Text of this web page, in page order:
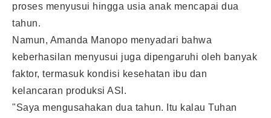
proses menyusui hingga usia anak mencapai dua
tahun.
Namun, Amanda Manopo menyadari bahwa
keberhasilan menyusui juga dipengaruhi oleh banyak
faktor, termasuk kondisi kesehatan ibu dan
kelancaran produksi ASI.
"Saya mengusahakan dua tahun. Itu kalau Tuhan